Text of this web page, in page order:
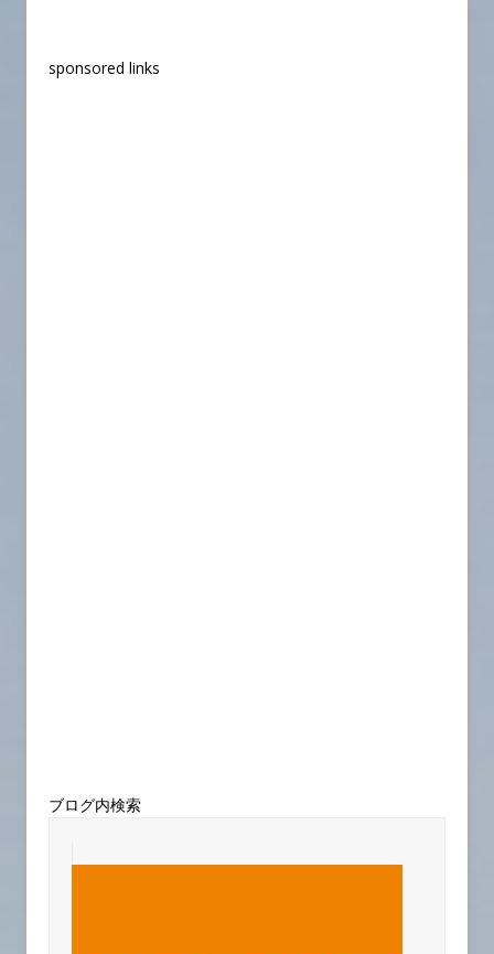
sponsored links
ブログ内検索